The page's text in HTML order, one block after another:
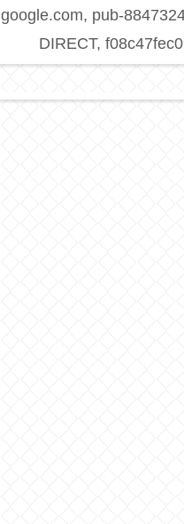
google.com, pub-
DIRECT,